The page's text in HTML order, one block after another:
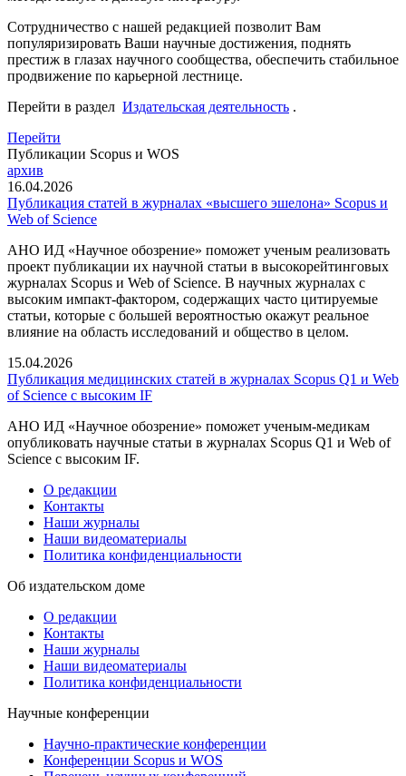
Сотрудничество с нашей редакцией позволит Вам
популяризировать Ваши научные достижения, поднять
престиж в глазах научного сообщества, обеспечить стабильное
продвижение по карьерной лестнице.
Перейти в раздел Издательская деятельность .
Перейти
Публикации Scopus и WOS
архив
16.04.2026
Публикация статей в журналах «высшего эшелона» Scopus и
Web of Science
АНО ИД «Научное обозрение» поможет ученым реализовать
проект публикации их научной статьи в высокорейтинговых
журналах Scopus и Web of Science. В научных журналах с
высоким импакт-фактором, содержащих часто цитируемые
статьи, которые с большей вероятностью окажут реальное
влияние на область исследований и общество в целом.
15.04.2026
Публикация медицинских статей в журналах Scopus Q1 и Web
of Science с высоким IF
АНО ИД «Научное обозрение» поможет ученым-медикам
опубликовать научные статьи в журналах Scopus Q1 и Web of
Science с высоким IF.
О редакции
Контакты
Наши журналы
Наши видеоматериалы
Политика конфиденциальности
Об издательском доме
О редакции
Контакты
Наши журналы
Наши видеоматериалы
Политика конфиденциальности
Научные конференции
Научно-практические конференции
Конференции Scopus и WOS